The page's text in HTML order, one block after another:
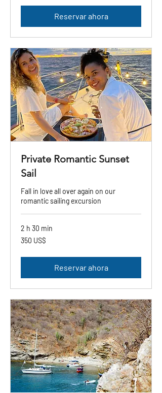
Reservar ahora
Private Romantic Sunset
Sail
Fall in love all over again on our
romantic sailing excursion
2 h 30 min
350
dólares
350 US$
Reservar ahora